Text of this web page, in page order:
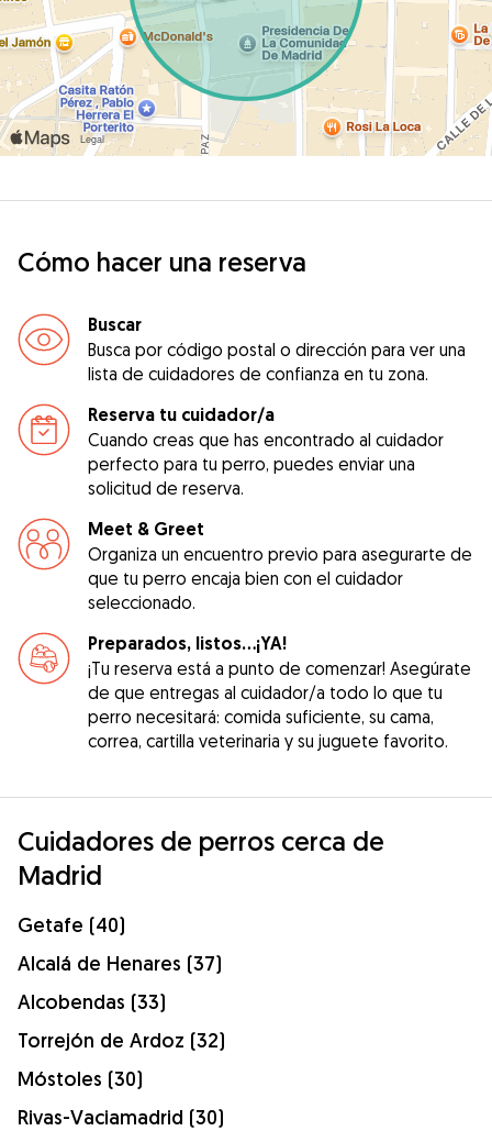
Cómo hacer una reserva
Buscar
Busca por código postal o dirección para ver una
lista de cuidadores de confianza en tu zona.
Reserva tu cuidador/a
Cuando creas que has encontrado al cuidador
perfecto para tu perro, puedes enviar una
solicitud de reserva.
Meet & Greet
Organiza un encuentro previo para asegurarte de
que tu perro encaja bien con el cuidador
seleccionado.
Preparados, listos...¡YA!
¡Tu reserva está a punto de comenzar! Asegúrate
de que entregas al cuidador/a todo lo que tu
perro necesitará: comida suficiente, su cama,
correa, cartilla veterinaria y su juguete favorito.
Cuidadores de perros cerca de
Madrid
Getafe (40)
Alcalá de Henares (37)
Alcobendas (33)
Torrejón de Ardoz (32)
Móstoles (30)
Rivas-Vaciamadrid (30)